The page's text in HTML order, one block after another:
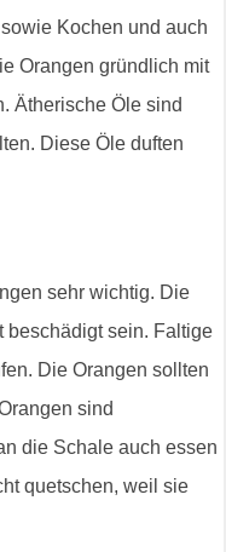
Kochen und auch
Orangen gründlich mit
Ätherische Öle sind
Diese Öle duften
sehr wichtig. Die
beschädigt sein. Faltige
Die Orangen sollten
sind
die Schale auch essen
quetschen, weil sie